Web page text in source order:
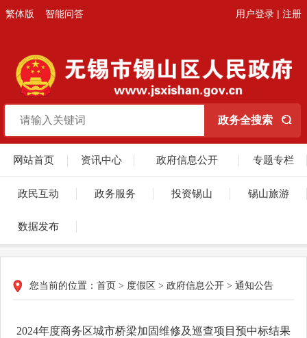
繁体版 智能问答 用户登录 | 注册
网站首页 资讯中心 政府信息公开 专题专栏
政民互动 政务服务 投资锡山 锡山旅游
数据发布
您当前的位置： 首页 > 度假区 > 政府信息公开 > 通知公告
2024年度商务区城市桥梁加固维修及巡查项目预中标结果